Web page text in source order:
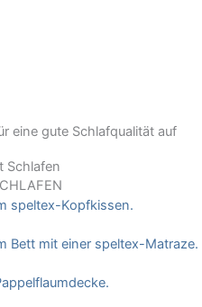
eine gute Schlafqualität auf
Schlafen